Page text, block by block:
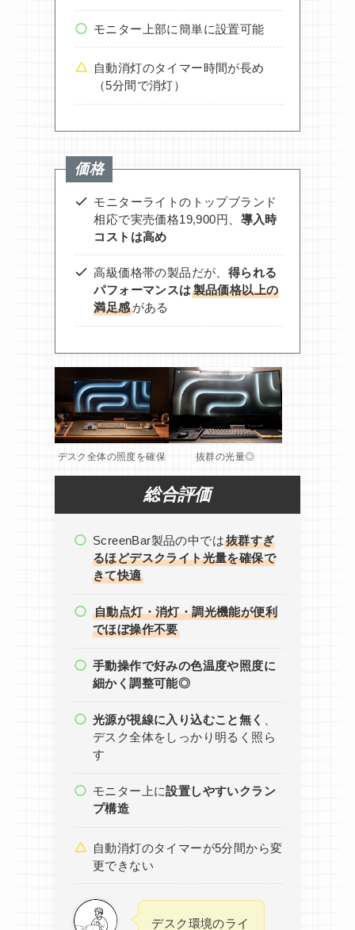
モニター上部に簡単に設置可能
自動消灯のタイマー時間が長め
（5分間で消灯）
価格
モニターライトのトップブランド
相応で実売価格19,900円、 導入時
コストは高め
高級価格帯の製品だが、 得られる
パフォーマンスは製品価格以上の
満足感がある
デスク全体の照度を確保 抜群の光量◎
総合評価
ScreenBar製品の中では抜群すぎ
るほどデスクライト光量を確保で
きて快適
自動点灯・消灯・調光機能が便利
でほぼ操作不要
手動操作で好みの色温度や照度に
細かく調整可能◎
光源が視線に入り込むこと無く
デスク全体をしっかり明るく照ら
す
モニター上に設置しやすいクラン
プ構造
自動消灯のタイマーが5分間から変
更できない
デスク環境のライ